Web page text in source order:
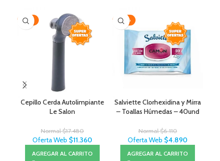
-35%
Cepillo Cerda Autolimpiante
Le Salon
Normal$17.480
Oferta Web $11.360
AGREGAR AL CARRITO
-20%
Salviette Clorhexidina y Mirra
– Toallas Húmedas – 40und
Normal$6.110
Oferta Web $4.890
AGREGAR AL CARRITO